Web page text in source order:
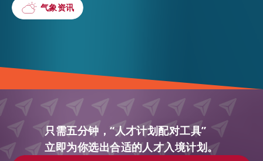
气象资讯
气象资讯
只需五分钟，“人才计划配对工具”
立即为你选出合适的人才入境计划。